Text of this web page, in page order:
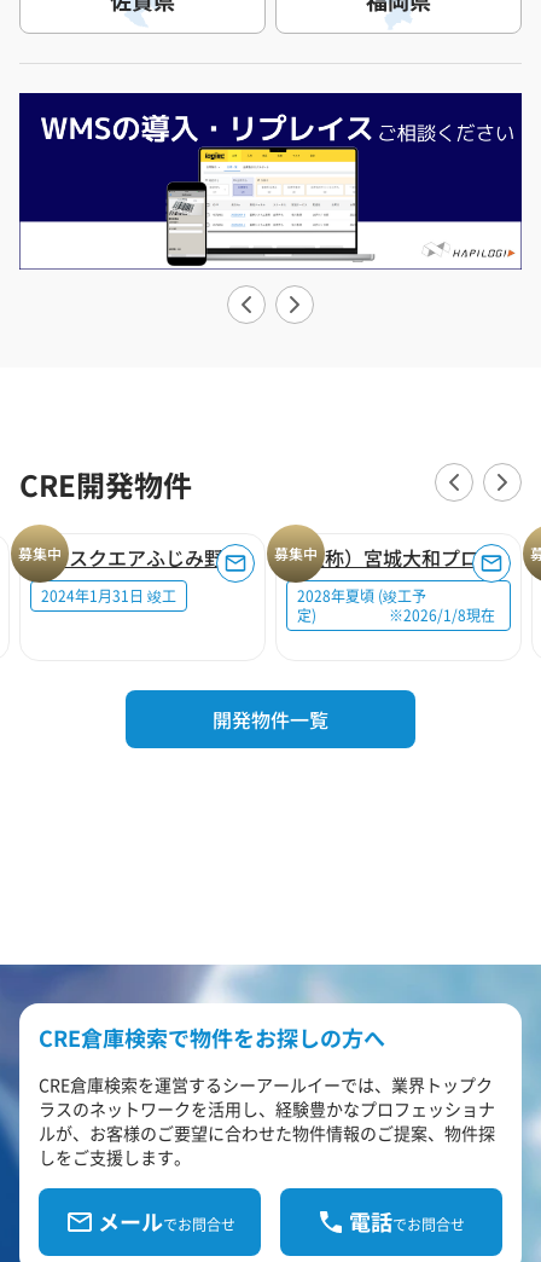
CRE開発物件
募集中
ロジスクエアふじみ野A
2024年1月31日 竣工
募集中 （仮称）宮城大和プロジェクト
2028年夏頃 (竣工予
定) ※2026/1/8現在
開発物件一覧
CRE倉庫検索で物件をお探しの方へ
CRE倉庫検索を運営するシーアールイーでは、業界トップク
ラスのネットワークを活用し、経験豊かなプロフェッショナ
ルが、お客様のご要望に合わせた物件情報のご提案、物件探
しをご支援します。
メールでお問合せ 電話でお問合せ